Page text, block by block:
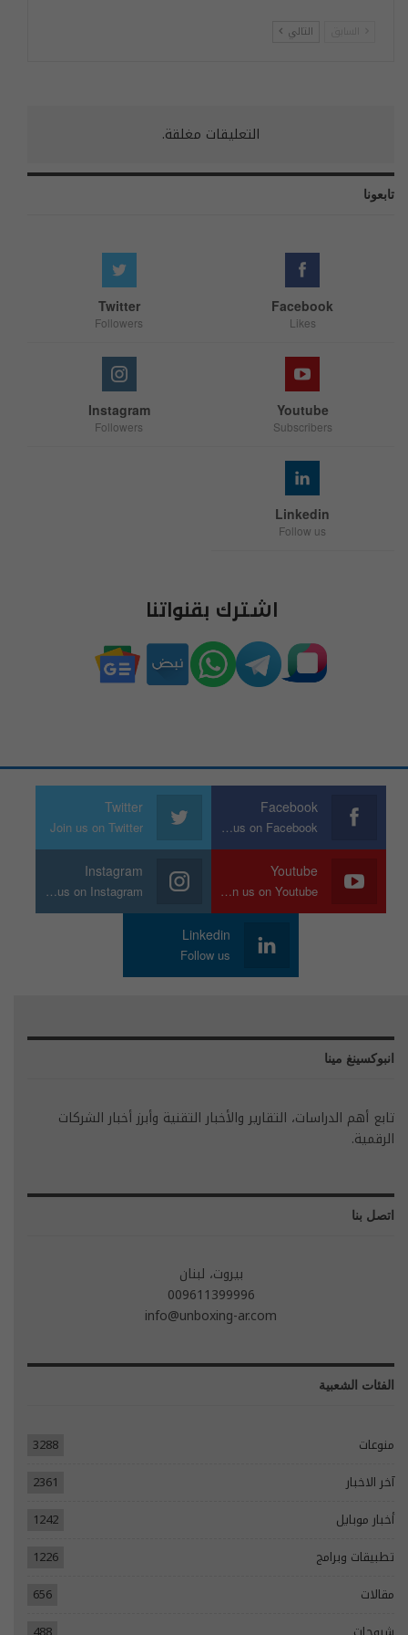
التالي
التعليقات مغلقة.
تابعونا
Facebook
Likes
Twitter
Followers
Youtube
Subscribers
Instagram
Followers
Linkedin
Follow us
اشترك بقنواتنا
Facebook
Join us on Facebook
Twitter
Join us on Twitter
Youtube
Join us on Youtube
Instagram
Join us on Instagram
Linkedin
Follow us
انبوكسينغ مينا
تابع أهم الدراسات، التقارير والأخبار التقنية وأبرز أخبار الشركات
الرقمية.
اتصل بنا
بيروت، لبنان
009611399996
info@unboxing-ar.com
الفئات الشعبية
منوعات
3288
آخر الاخبار
2361
أخبار موبايل
1242
تطبيقات وبرامج
1226
مقالات
656